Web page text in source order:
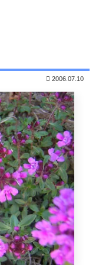
2006.07.10